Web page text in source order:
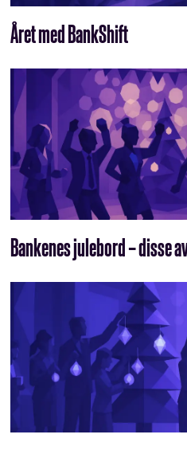
Året med BankShift
Bankenes julebord – disse